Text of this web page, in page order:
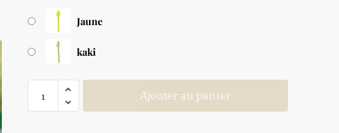
Jaune
kaki
Ajouter au panier